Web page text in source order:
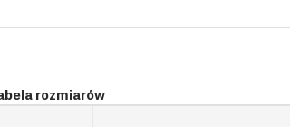
rozmiarów